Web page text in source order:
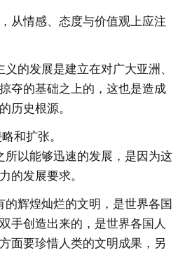
从情感、态度与价值观上应注
的发展是建立在对广大亚洲、
夺的基础之上的，这也是造成
历史根源。
和扩张。
所以能够迅速的发展，是因为这
的发展要求。
的辉煌灿烂的文明，是世界各国
手创造出来的，是世界各国人
面要珍惜人类的文明成果，另